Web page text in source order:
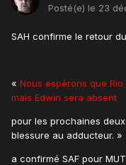
Posté(e) le 23
SAH confirme le retour
« Nous espérons que
mais Edwin sera absent
pour les prochaines
blessure au adducteur. »
a confirmé SAF pour